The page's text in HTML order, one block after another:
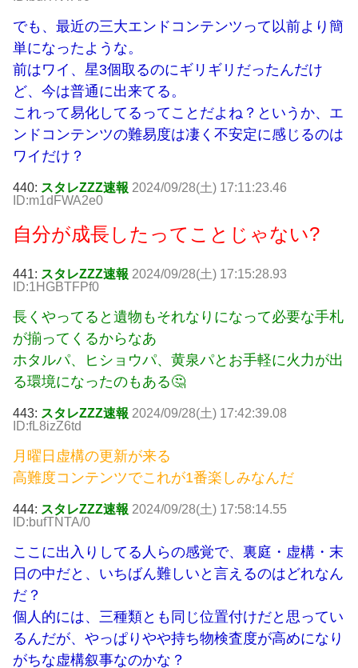
でも、最近の三大エンドコンテンツって以前より簡
単になったような。
前はワイ、星3個取るのにギリギリだったんだけ
ど、今は普通に出来てる。
これって易化してるってことだよね？というか、エ
ンドコンテンツの難易度は凄く不安定に感じるのは
ワイだけ？
440: スタレZZZ速報 2024/09/28(土) 17:11:23.46
ID:m1dFWA2e0
自分が成長したってことじゃない?
441: スタレZZZ速報 2024/09/28(土) 17:15:28.93
ID:1HGBTFPf0
長くやってると遺物もそれなりになって必要な手札
が揃ってくるからなあ
ホタルパ、ヒショウパ、黄泉パとお手軽に火力が出
る環境になったのもある🤔
443: スタレZZZ速報 2024/09/28(土) 17:42:39.08
ID:fL8izZ6td
月曜日虚構の更新が来る
高難度コンテンツでこれが1番楽しみなんだ
444: スタレZZZ速報 2024/09/28(土) 17:58:14.55
ID:bufTNTA/0
ここに出入りしてる人らの感覚で、裏庭・虚構・末
日の中だと、いちばん難しいと言えるのはどれなん
だ？
個人的には、三種類とも同じ位置付けだと思ってい
るんだが、やっぱりやや持ち物検査度が高めになり
がちな虚構叙事なのかな？